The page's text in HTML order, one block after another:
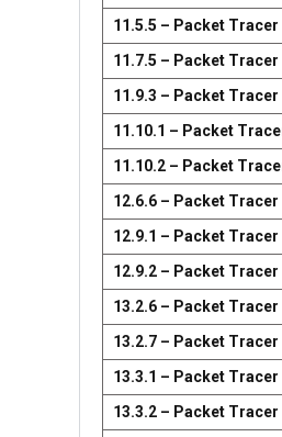
11.5.5 – Packet
11.7.5 – Packet
11.9.3 – Packet
11.10.1 – Packet
11.10.2 – Packet
12.6.6 – Packet
12.9.1 – Packet
12.9.2 – Packet
13.2.6 – Packet
13.2.7 – Packet
13.3.1 – Packet
13.3.2 – Packet